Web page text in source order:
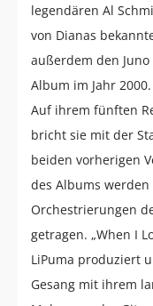
legendären Al
von Dianas
außerdem den Juno
Album im Jahr 2000.
Auf ihrem fünften
bricht sie mit der
beiden vorherigen
des Albums
Orchestrierungen
getragen. „When I
LiPuma produziert
Gesang mit ihrem